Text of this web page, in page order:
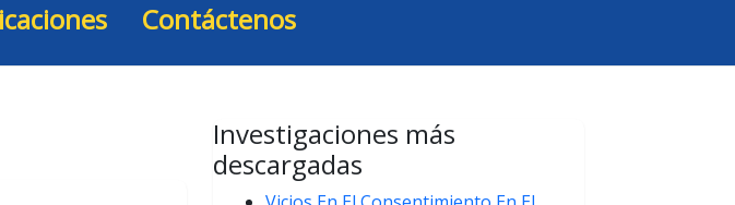
Contáctenos
Investigaciones más
descargadas